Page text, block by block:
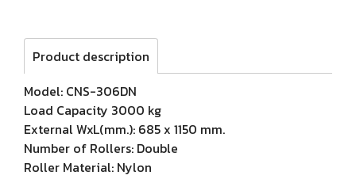
Product description
Model: CNS-306DN
Load Capacity 3000 kg
External WxL(mm.): 685 x 1150 mm.
Number of Rollers: Double
Roller Material: Nylon